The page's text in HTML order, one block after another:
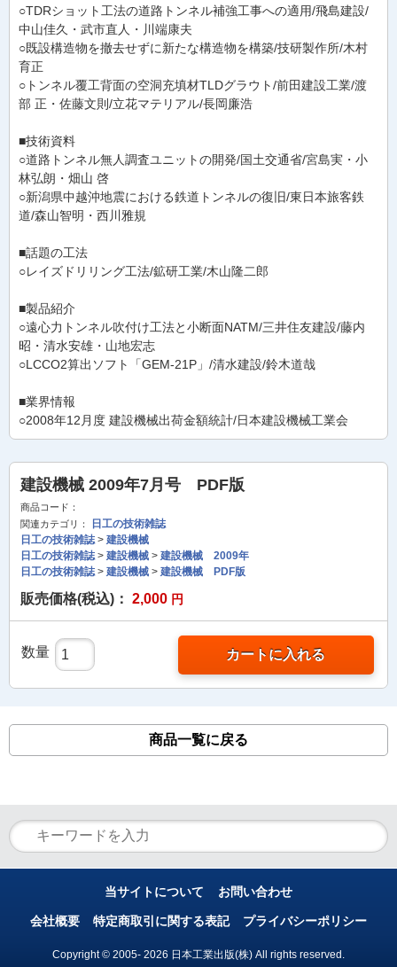
○TDRショット工法の道路トンネル補強工事への適用/飛島建設/
中山佳久・武市直人・川端康夫
○既設構造物を撤去せずに新たな構造物を構築/技研製作所/木村
育正
○トンネル覆工背面の空洞充填材TLDグラウト/前田建設工業/渡
部 正・佐藤文則/立花マテリアル/長岡廉浩
■技術資料
○道路トンネル無人調査ユニットの開発/国土交通省/宮島実・小
林弘朗・畑山 啓
○新潟県中越沖地震における鉄道トンネルの復旧/東日本旅客鉄
道/森山智明・西川雅規
■話題の工法
○レイズドリリング工法/鉱研工業/木山隆二郎
■製品紹介
○遠心力トンネル吹付け工法と小断面NATM/三井住友建設/藤内
昭・清水安雄・山地宏志
○LCCO2算出ソフト「GEM-21P」/清水建設/鈴木道哉
■業界情報
○2008年12月度 建設機械出荷金額統計/日本建設機械工業会
建設機械 2009年7月号 PDF版
商品コード：
関連カテゴリ：
日工の技術雑誌
日工の技術雑誌> 建設機械
日工の技術雑誌> 建設機械 > 建設機械 2009年
日工の技術雑誌> 建設機械 > 建設機械 PDF版
販売価格(税込)： 2,000 円
数量 カートに入れる
商品一覧に戻る
当サイトについて お問い合わせ
会社概要 特定商取引に関する表記 プライバシーポリシー
Copyright © 2005- 2026 日本工業出版(株) All rights reserved.